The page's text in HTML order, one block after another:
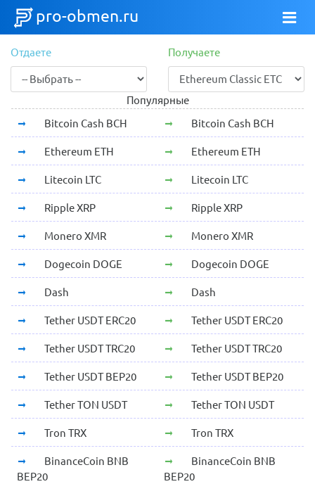
pro-obmen.ru
Отдаете Получаете
Популярные
Bitcoin Cash BCH
Bitcoin Cash BCH
Ethereum ETH Ethereum ETH
Litecoin LTC Litecoin LTC
Ripple XRP Ripple XRP
Monero XMR Monero XMR
Dogecoin DOGE Dogecoin DOGE
Dash Dash
Tether USDT ERC20 Tether USDT ERC20
Tether USDT TRC20 Tether USDT TRC20
Tether USDT BEP20 Tether USDT BEP20
Tether TON USDT Tether TON USDT
Tron TRX Tron TRX
BinanceCoin BNB
BEP20
BinanceCoin BNB
BEP20